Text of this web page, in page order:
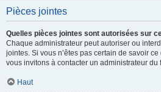
Pièces jointes
Quelles pièces jointes sont autorisées sur
Chaque administrateur peut autoriser ou
jointes. Si vous n’êtes pas certain de savoir
vous invitons à contacter un administrateur du
Haut